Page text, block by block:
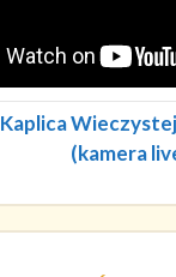
Kaplica
(kamera